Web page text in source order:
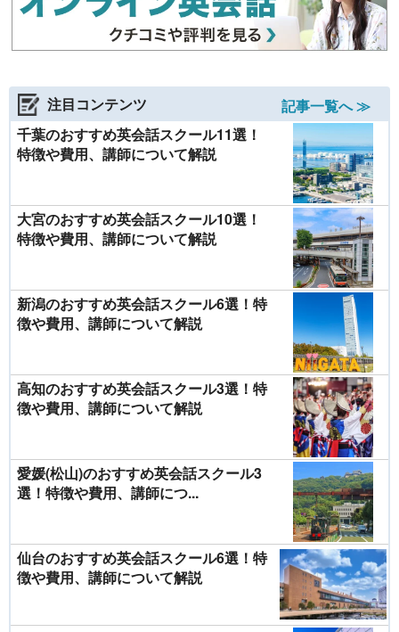
注目コンテンツ
記事一覧へ ≫
千葉のおすすめ英会話スクール11選！
特徴や費用、講師について解説
大宮のおすすめ英会話スクール10選！
特徴や費用、講師について解説
新潟のおすすめ英会話スクール6選！特
徴や費用、講師について解説
高知のおすすめ英会話スクール3選！特
徴や費用、講師について解説
愛媛(松山)のおすすめ英会話スクール3
選！特徴や費用、講師につ...
仙台のおすすめ英会話スクール6選！特
徴や費用、講師について解説